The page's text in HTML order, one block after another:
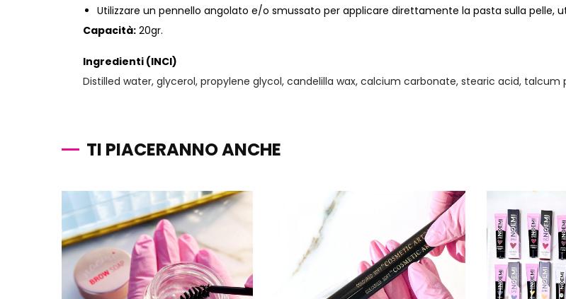
Utilizzare un pennello angolato e/o smussato per applicare direttamente la pasta sulla pelle,
Capacità: 20gr.
Ingredienti (INCI)
Distilled water, glycerol, propylene glycol, candelilla wax, calcium carbonate, stearic acid, talcum
TI PIACERANNO ANCHE